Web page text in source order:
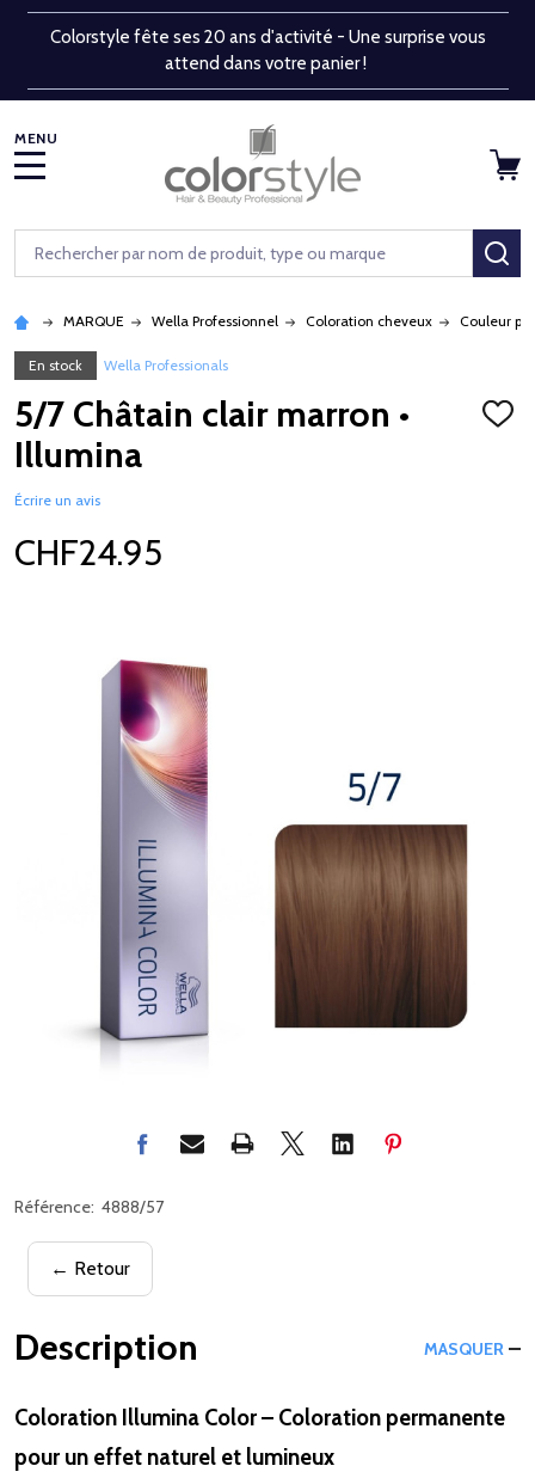
Colorstyle fête ses 20 ans d'activité - Une surprise vous
attend dans votre panier !
Rechercher
MARQUE Wella Professionnel Coloration cheveux Couleur
En stock Wella Professionals
5/7 Châtain clair marron •
Illumina
Écrire un avis
CHF24.95
Référence: 4888/57
← Retour
Description MASQUER
Coloration Illumina Color – Coloration permanente
pour un effet naturel et lumineux